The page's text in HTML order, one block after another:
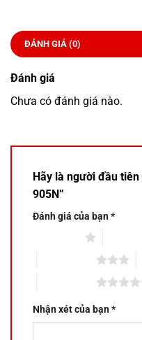
ĐÁNH GIÁ (0)
Đánh giá
Chưa có đánh giá nào.
Hãy là người đầu
905N”
Đánh giá của bạn*
Nhận xét của bạn*